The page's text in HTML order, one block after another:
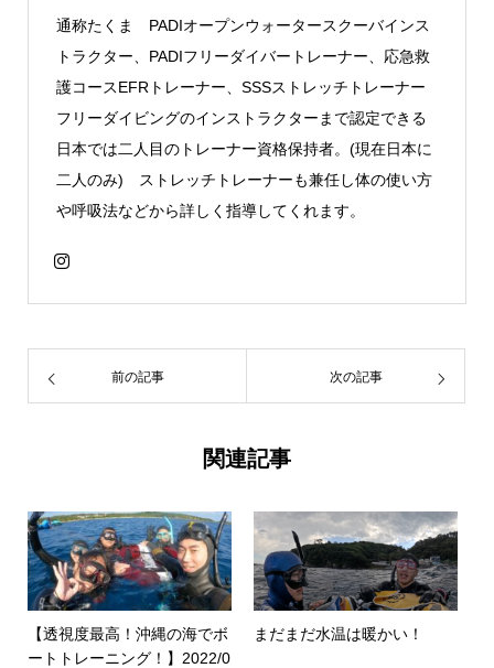
通称たくま PADIオープンウォータースクーバインス
トラクター、PADIフリーダイバートレーナー、応急救
護コースEFRトレーナー、SSSストレッチトレーナー
フリーダイビングのインストラクターまで認定できる
日本では二人目のトレーナー資格保持者。(現在日本に
二人のみ) ストレッチトレーナーも兼任し体の使い方
や呼吸法などから詳しく指導してくれます。
前の記事 次の記事
関連記事
【透視度最高！沖縄の海でボ
ートトレーニング！】2022/0
まだまだ水温は暖かい！